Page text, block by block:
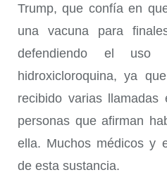
Trump, que confía en
una vacuna para
defendiendo el uso
hidroxicloroquina, ya
recibido varias
personas que afirman
ella. Muchos médicos y
de esta sustancia.